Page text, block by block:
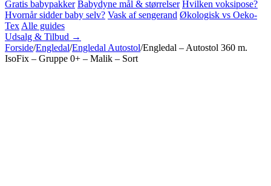
Gratis babypakker Babydyne mål & størrelser Hvilken voksipose?
Hvornår sidder baby selv? Vask af sengerand Økologisk vs Oeko-
Tex Alle guides
Udsalg & Tilbud →
Forside/Engledal/Engledal Autostol/Engledal – Autostol 360 m.
IsoFix – Gruppe 0+ – Malik – Sort